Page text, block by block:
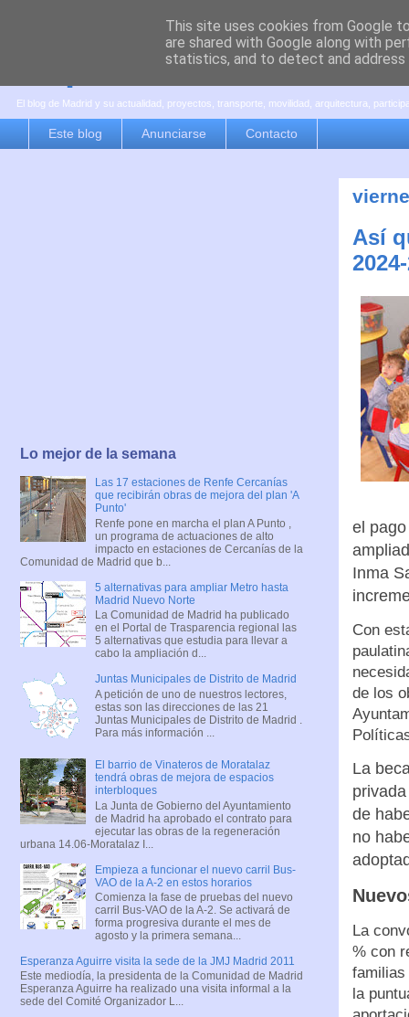
es por madrid
El blog de Madrid y su actualidad, proyectos, transporte, movilidad, arquitectura,
Este blog Anunciarse Contacto
Así
el
Inma
Con
de los
La
de
no
La
% con
familias
la
Lo mejor de la semana
Las 17 estaciones de Renfe Cercanías
que recibirán obras de mejora del plan 'A
Punto'
Renfe pone en marcha el plan A Punto ,
un programa de actuaciones de alto
impacto en estaciones de Cercanías de la
Comunidad de Madrid que b...
5 alternativas para ampliar Metro hasta
Madrid Nuevo Norte
La Comunidad de Madrid ha publicado
en el Portal de Trasparencia regional las
5 alternativas que estudia para llevar a
cabo la ampliación d...
Juntas Municipales de Distrito de Madrid
A petición de uno de nuestros lectores,
estas son las direcciones de las 21
Juntas Municipales de Distrito de Madrid .
Para más información ...
El barrio de Vinateros de Moratalaz
tendrá obras de mejora de espacios
interbloques
La Junta de Gobierno del Ayuntamiento
de Madrid ha aprobado el contrato para
ejecutar las obras de la regeneración
urbana 14.06-Moratalaz I...
Empieza a funcionar el nuevo carril Bus-
VAO de la A-2 en estos horarios
Comienza la fase de pruebas del nuevo
carril Bus-VAO de la A-2. Se activará de
forma progresiva durante el mes de
agosto y la primera semana...
Esperanza Aguirre visita la sede de la JMJ Madrid 2011
Este mediodía, la presidenta de la Comunidad de Madrid
Esperanza Aguirre ha realizado una visita informal a la
sede del Comité Organizador L...
This site uses cookies from Google
are shared with Google along with
statistics, and to detect and address